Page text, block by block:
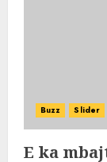
Buzz Slider
E ka